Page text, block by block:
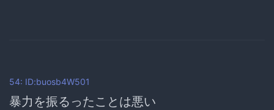
54: ID:buosb4W501
暴力を振るったことは悪い